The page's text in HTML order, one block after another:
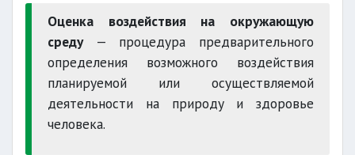
Оценка воздействия на окружающую
среду— процедура предварительного
определения возможного воздействия
планируемой или осуществляемой
деятельности на природу и здоровье
человека.